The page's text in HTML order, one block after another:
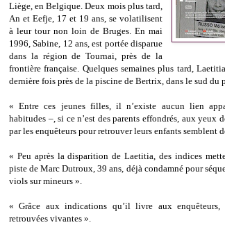
Liège, en Belgique. Deux mois plus tard,
An et Eefje, 17 et 19 ans, se volatilisent
à leur tour non loin de Bruges. En mai
1996, Sabine, 12 ans, est portée disparue
dans la région de Tournai, près de la
frontière française. Quelques semaines plus tard,
dernière fois près de la piscine de Bertrix, dans le sud du
« Entre ces jeunes filles, il n’existe aucun lien
habitudes –, si ce n’est des parents effondrés, aux yeux
par les enquêteurs pour retrouver leurs enfants semblent
« Peu après la disparition de Laetitia, des indices
piste de Marc Dutroux, 39 ans, déjà condamné pour
viols sur mineurs ».
« Grâce aux indications qu’il livre aux
retrouvées vivantes ».